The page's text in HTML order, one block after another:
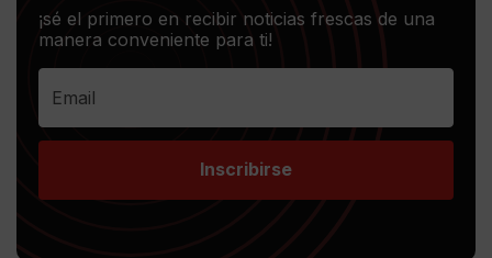
¡sé el primero en recibir noticias frescas de una
manera conveniente para ti!
Inscribirse